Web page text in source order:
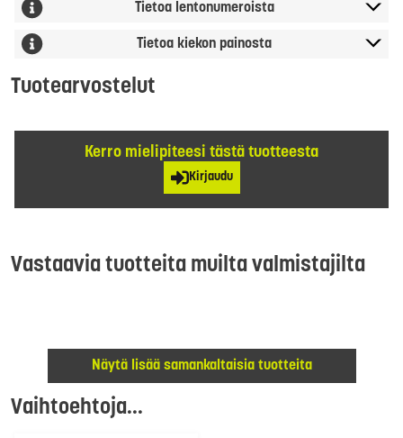
Tietoa lentonumeroista
Tietoa kiekon painosta
Tuotearvostelut
Kerro mielipiteesi tästä tuotteesta
Kirjaudu
Vastaavia tuotteita muilta valmistajilta
Näytä lisää samankaltaisia tuotteita
Vaihtoehtoja...